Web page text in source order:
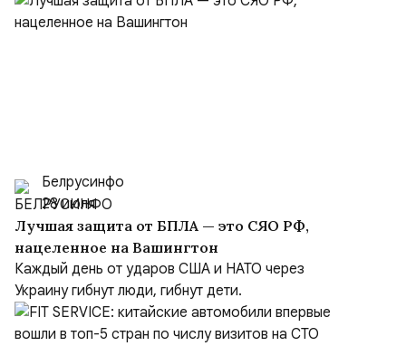
Белрусинфо
28 июля
Лучшая защита от БПЛА — это СЯО РФ,
нацеленное на Вашингтон
Каждый день от ударов США и НАТО через
Украину гибнут люди, гибнут дети.